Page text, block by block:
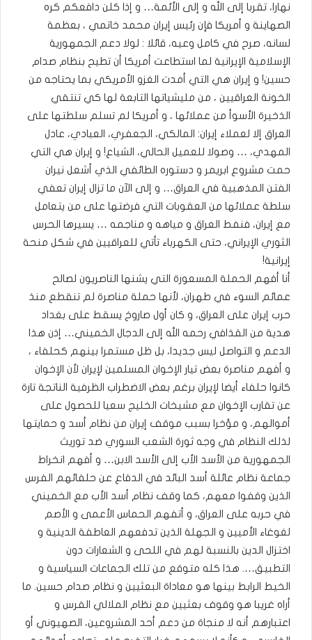
نهارا، تقربا إلى الله و إلى الأئمة… و إذا كلن دافعكم كره
الصهاينة و أمريكا فإن رئيس إيران محمد خاتمي ، بعظمة
لسانه، صرح في كامل وعيه، قائلا : لولا دعم الجمهورية
الإسلامية الإيرانية لما استطاعت أمريكا أن تطيح بنظام صدام
حسين! و إيران هي التي أمدت الغزو الأمريكي بما يحتاجه من
الخونة العراقيين ، من مليشياتها التابعة لها كي تنتقي
الذخيرة الأسوأ من عملائها ، و أمريكا لم تسلم سلطتها على
العراق إلا لعملاء إيران: المالكي، الجعفري، العبادي، عادل
المهدي، … وصولا للعميل الحالي، الشياع! و إيران هي التي
حمت مشروع ابريمر و دستوره الطائفي الذي أشعل نيران
الفتن المذهبية في العراق… و إلى الآن ما تزال إيران تعفي
سلطة عملائها من العقوبات التي فرضتها على من يتعامل
مع إيران، فنفط العراق و مياهه و مناجمه … يسيرها الحرس
الثوري الإيراني، حتى الكهرباء تأتي للعراقيين في شكل منحة
إيرانية!
أنا أفهم الحملة المسعورة التي يشنها الناصريون لصالح
عمائم السوء في طهران، لأنها حملة مناصرة لم تنقطع منذ
حرب إيران على العراق، و كان أول صاروخ يسقط على بغداد
هدية من القذافي رحمه الله إلى الدجال الخميني… إذن هذا
الدعم و التواصل ليس جديدا، بل ظل مستمرا بينهم كحلفاء ،
و أفهم مناصرة بعض تيار الإخوان المسلمين لإيران لأن الإخوان
كانوا حلفاء أيضا لإيران برغم بعض الاضطراب الظرفية الناتجة تارة
عن تقارب الإخوان مع مشيخات الخليج سعيا للحصول على
أموالهم، و مؤخرا بسبب موقف إيران من نظام أسد و حمايتها
لذلك النظام في وجه ثورة الشعب السوري ضد توريث
الجمهورية من الأسد الأب إلى الأسد الابن… و أفهم انخراط
جماعة نظام عائلة أسد البائد في الدفاع عن حلفائهم الفرس
الذين وقفوا معهم، كما وقف نظام أسد الأب مع الخميني
في حربه على العراق، و أتفهم الحماس الأعمى و الأصم
لغوغاء الأميين و الجهلة الذين تدفعهم العاطفة الدينية و
اختزال الدين بالنسبة لهم في اللحى و الشعارات دون
التطبيق…. هذا كله متوقع من تلك الجماعات السياسية و
الخيط الرابط بينها هو معاداة البعثيين و نظام صدام حسين. ما
أراه غريبا هو وقوف بعثيين مع نظام الملالي الفرس و
اعتبارهم أنه لا منجاة من دعم أحد المشروعين، الصهيوني أو